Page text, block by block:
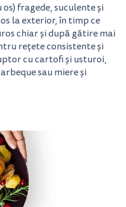
fragede, suculente și
la exterior, în timp ce
chiar și după gătire mai
rețete consistente și
cu cartofi și usturoi,
sau miere și